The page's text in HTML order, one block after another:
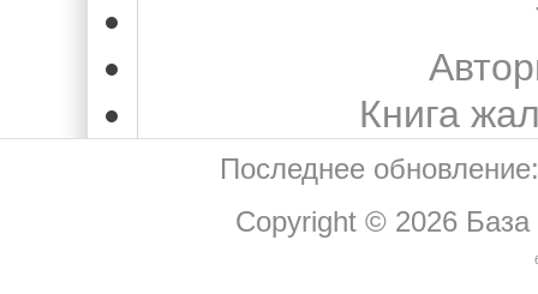
Книга
Последнее
Copyright © 2026 База